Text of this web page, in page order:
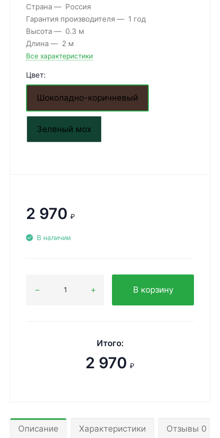
Страна
Россия
Гарантия производителя
1 год
Высота
0.3 м
Длина
2 м
Все характеристики
Цвет:
Шоколадно-коричневый
Зеленый мох
2 970 ₽
В наличии
В корзину
Итого:
2 970 ₽
Описание Характеристики Отзывы 0